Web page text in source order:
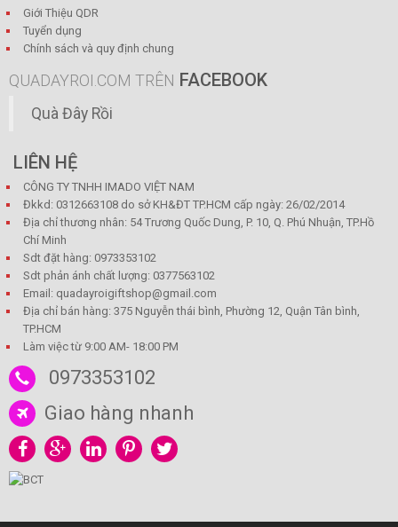
Giới Thiệu QDR
Tuyển dụng
Chính sách và quy định chung
QUADAYROI.COM TRÊN FACEBOOK
Quà Đây Rồi
LIÊN HỆ
CÔNG TY TNHH IMADO VIỆT NAM
Đkkd: 0312663108 do sở KH&ĐT TP.HCM cấp ngày: 26/02/2014
Địa chỉ thương nhân: 54 Trương Quốc Dung, P. 10, Q. Phú Nhuận, TP.Hồ
Chí Minh
Sdt đặt hàng: 0973353102
Sdt phản ánh chất lượng: 0377563102
Email: quadayroigiftshop@gmail.com
Địa chỉ bán hàng: 375 Nguyễn thái bình, Phường 12, Quận Tân bình,
TP.HCM
Làm việc từ 9:00 AM- 18:00 PM
0973353102
Giao hàng nhanh